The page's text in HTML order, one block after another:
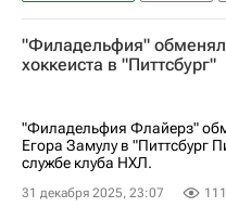
Питтсбург Пингвинз
Национальная хоккейная
"Филадельфия"
хоккеиста в "Питтсбург"
"Филадельфия Флайерз"
Егора Замулу в "Питтсбург
службе клуба НХЛ.
31 декабря 2025, 23:07